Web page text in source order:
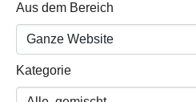
Aus dem Bereich
Kategorie